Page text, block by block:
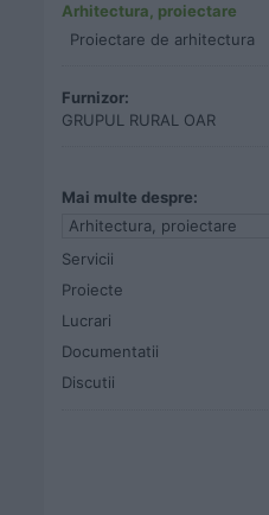
Arhitectura, proiectare
Proiectare de arhitectura
Furnizor:
GRUPUL RURAL OAR
Mai multe despre:
Arhitectura, proiectare
Servicii
Proiecte
Lucrari
Documentatii
Discutii